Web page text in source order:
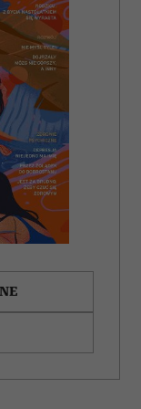
o tym, jak
partnerom
z innymi danymi
podczas